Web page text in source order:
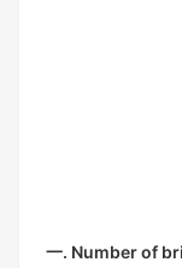
一. Number of